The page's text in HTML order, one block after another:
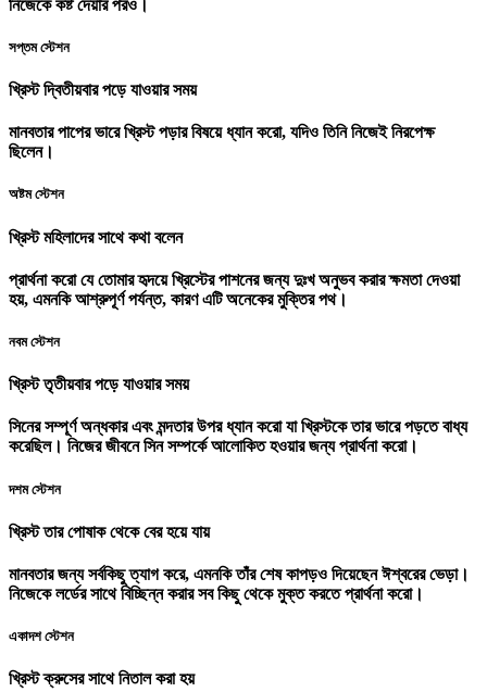
নিজেকে কষ্ট দেয়ার পরও।
সপ্তম স্টেশন
খ্রিস্ট দ্বিতীয়বার পড়ে যাওয়ার সময়
মানবতার পাপের ভারে খ্রিস্ট পড়ার বিষয়ে ধ্যান করো, যদিও তিনি নিজেই নিরপেক্ষ
ছিলেন।
অষ্টম স্টেশন
খ্রিস্ট মহিলাদের সাথে কথা বলেন
প্রার্থনা করো যে তোমার হৃদয়ে খ্রিস্টের পাশনের জন্য দুঃখ অনুভব করার ক্ষমতা দেওয়া
হয়, এমনকি আশ্রুপূর্ণ পর্যন্ত, কারণ এটি অনেকের মুক্তির পথ।
নবম স্টেশন
খ্রিস্ট তৃতীয়বার পড়ে যাওয়ার সময়
সিনের সম্পূর্ণ অন্ধকার এবং মন্দতার উপর ধ্যান করো যা খ্রিস্টকে তার ভারে পড়তে বাধ্য
করেছিল। নিজের জীবনে সিন সম্পর্কে আলোকিত হওয়ার জন্য প্রার্থনা করো।
দশম স্টেশন
খ্রিস্ট তার পোষাক থেকে বের হয়ে যায়
মানবতার জন্য সর্বকিছু ত্যাগ করে, এমনকি তাঁর শেষ কাপড়ও দিয়েছেন ঈশ্বরের ভেড়া।
নিজেকে লর্ডের সাথে বিচ্ছিন্ন করার সব কিছু থেকে মুক্ত করতে প্রার্থনা করো।
একাদশ স্টেশন
খ্রিস্ট ক্রুসের সাথে নিতাল করা হয়